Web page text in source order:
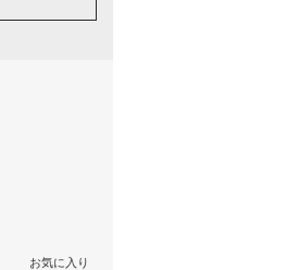
お気に入り